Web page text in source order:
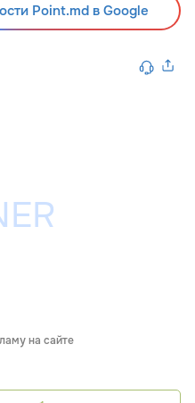
Point.md в Google
на сайте